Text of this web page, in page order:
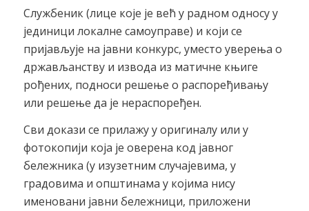
Службеник (лице које је већ у радном односу у
јединици локалне самоуправе) и који се
пријављује на јавни конкурс, уместо уверења о
држављанству и извода из матичне књиге
рођених, подноси решење о распоређивању
или решење да је нераспоређен.
Сви докази се прилажу у оригиналу или у
фотокопији која је оверена код јавног
бележника (у изузетним случајевима, у
градовима и општинама у којима нису
именовани јавни бележници, приложени